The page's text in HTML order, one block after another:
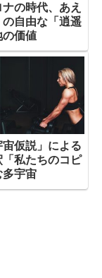
の時代、あえ
自由な「逍遥
の価値
宙仮説」による
「私たちのコピ
多宇宙